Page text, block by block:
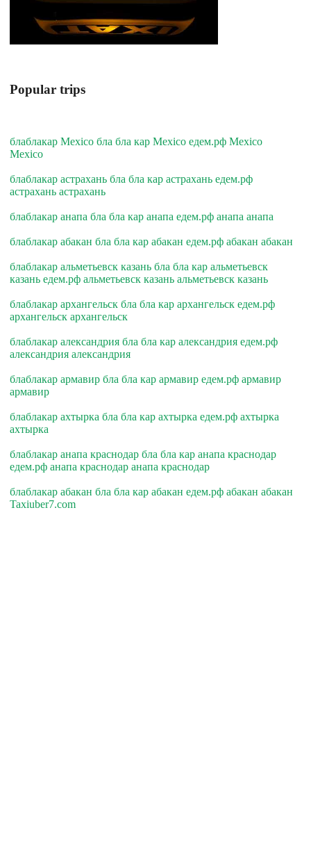
Popular trips
блаблакар Mexico бла бла кар Mexico едем.рф Mexico
Mexico
блаблакар астрахань бла бла кар астрахань едем.рф
астрахань астрахань
блаблакар анапа бла бла кар анапа едем.рф анапа анапа
блаблакар абакан бла бла кар абакан едем.рф абакан абакан
блаблакар альметьевск казань бла бла кар альметьевск
казань едем.рф альметьевск казань альметьевск казань
блаблакар архангельск бла бла кар архангельск едем.рф
архангельск архангельск
блаблакар александрия бла бла кар александрия едем.рф
александрия александрия
блаблакар армавир бла бла кар армавир едем.рф армавир
армавир
блаблакар ахтырка бла бла кар ахтырка едем.рф ахтырка
ахтырка
блаблакар анапа краснодар бла бла кар анапа краснодар
едем.рф анапа краснодар анапа краснодар
блаблакар абакан бла бла кар абакан едем.рф абакан абакан
Taxiuber7.com